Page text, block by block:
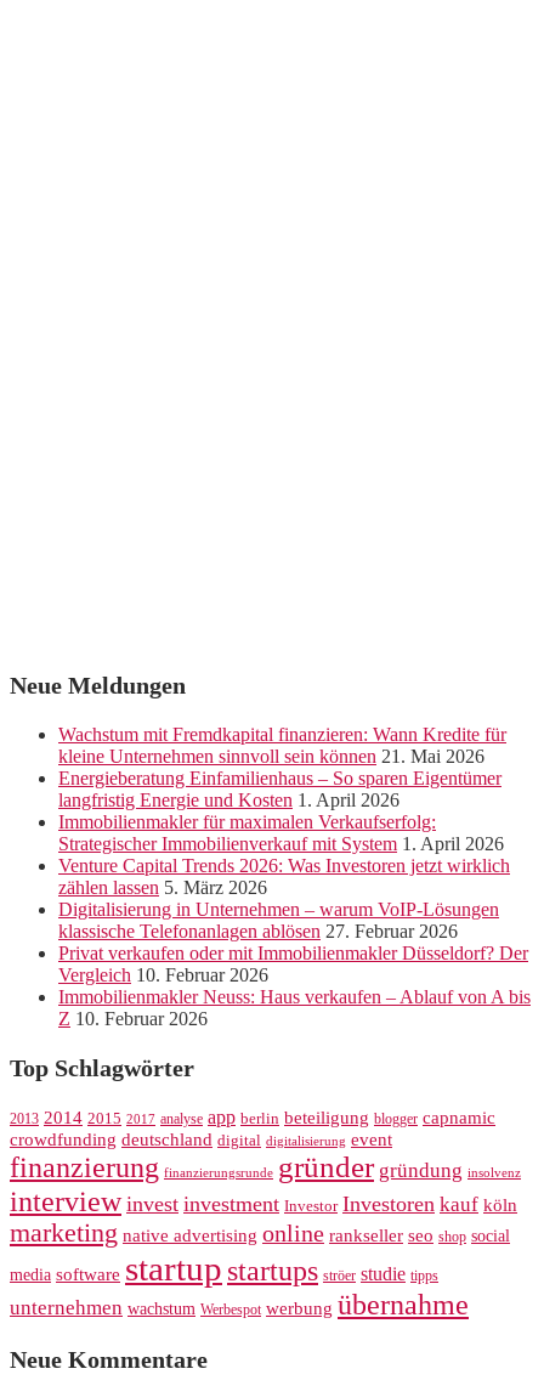
Neue Meldungen
Wachstum mit Fremdkapital finanzieren: Wann Kredite für
kleine Unternehmen sinnvoll sein können 21. Mai 2026
Energieberatung Einfamilienhaus – So sparen Eigentümer
langfristig Energie und Kosten 1. April 2026
Immobilienmakler für maximalen Verkaufserfolg:
Strategischer Immobilienverkauf mit System 1. April 2026
Venture Capital Trends 2026: Was Investoren jetzt wirklich
zählen lassen 5. März 2026
Digitalisierung in Unternehmen – warum VoIP-Lösungen
klassische Telefonanlagen ablösen 27. Februar 2026
Privat verkaufen oder mit Immobilienmakler Düsseldorf? Der
Vergleich 10. Februar 2026
Immobilienmakler Neuss: Haus verkaufen – Ablauf von A bis
Z 10. Februar 2026
Top Schlagwörter
2013 2014 2015 2017 analyse app berlin beteiligung blogger capnamic
crowdfunding deutschland digital digitalisierung event
finanzierung finanzierungsrunde gründer gründung insolvenz
interview invest investment Investor Investoren kauf köln
marketing native advertising online rankseller seo shop social
media software startup startups ströer studie tipps
unternehmen wachstum Werbespot werbung übernahme
Neue Kommentare